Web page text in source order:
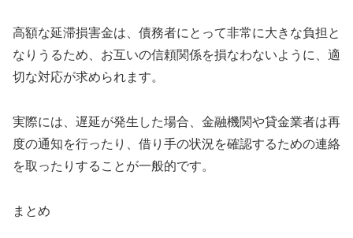
高額な延滞損害金は、債務者にとって非常に大きな負担と
なりうるため、お互いの信頼関係を損なわないように、適
切な対応が求められます。
実際には、遅延が発生した場合、金融機関や貸金業者は再
度の通知を行ったり、借り手の状況を確認するための連絡
を取ったりすることが一般的です。
まとめ